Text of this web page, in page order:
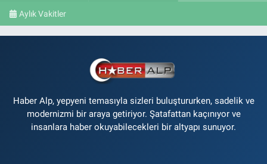
Aylık Vakitler
Haber Alp, yepyeni temasıyla sizleri buluştururken, sadelik ve
modernizmi bir araya getiriyor. Şatafattan kaçınıyor ve
insanlara haber okuyabilecekleri bir altyapı sunuyor.